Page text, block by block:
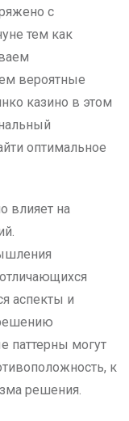
с
тем как
вероятные
казино в этом
оптимальное
влияет на
аспекты и
паттерны могут
к
решения.